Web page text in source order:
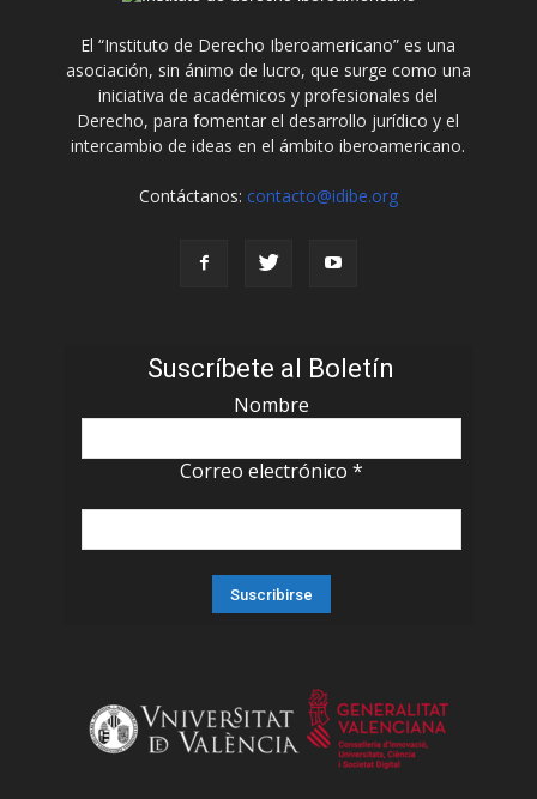
El “Instituto de Derecho Iberoamericano” es una
asociación, sin ánimo de lucro, que surge como una
iniciativa de académicos y profesionales del
Derecho, para fomentar el desarrollo jurídico y el
intercambio de ideas en el ámbito iberoamericano.
Contáctanos: contacto@idibe.org
Suscríbete al Boletín
Nombre
Correo electrónico *